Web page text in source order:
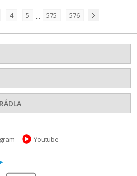
4 5 ... 575
576
Youtube